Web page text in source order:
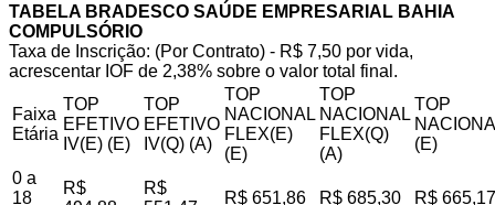
TABELA BRADESCO SAÚDE EMPRESARIAL BAHIA
COMPULSÓRIO
Taxa de Inscrição: (Por Contrato) - R$ 7,50 por vida,
acrescentar IOF de 2,38% sobre o valor total final.
Faixa
Etária
TOP
EFETIVO
IV(E) (E)
TOP
EFETIVO
IV(Q) (A)
TOP
NACIONAL
FLEX(E)
(E)
TOP
NACIONAL
FLEX(Q)
(A)
TOP
(E)
0 a
18
R$
R$
R$ 651,86 R$ 685,30 R$ 665,17